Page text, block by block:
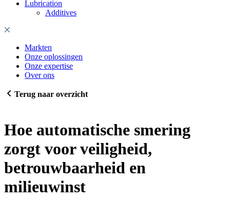
Lubrication
Additives
Markten
Onze oplossingen
Onze expertise
Over ons
Terug naar overzicht
Hoe automatische smering
zorgt voor veiligheid,
betrouwbaarheid en
milieuwinst